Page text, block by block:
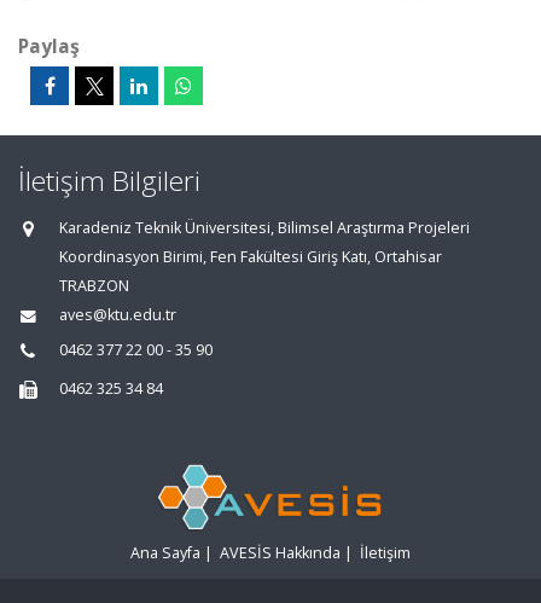
Paylaş
İletişim Bilgileri
Karadeniz Teknik Üniversitesi, Bilimsel Araştırma Projeleri
Koordinasyon Birimi, Fen Fakültesi Giriş Katı, Ortahisar
TRABZON
aves@ktu.edu.tr
0462 377 22 00 - 35 90
0462 325 34 84
Ana Sayfa | AVESİS Hakkında | İletişim